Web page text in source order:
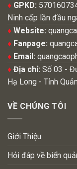
♦ GPKD:
Ninh cấp lần đầu
♦ Website:
♦ Fanpage:
♦ Email:
♦ Địa chỉ: Số 03 -
Hạ Long - Tỉnh
VỀ CHÚNG TÔI
Giới Thiệu
Hỏi đáp về biển